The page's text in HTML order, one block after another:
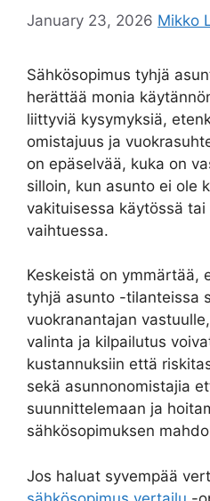
January 23, 2026 Mikko
Sähkösopimus tyhjä
herättää monia
liittyviä kysymyksiä,
omistajuus ja
on epäselvää, kuka on
silloin, kun asunto ei ole
vakituisessa käytössä tai
vaihtuessa.
Keskeistä on ymmärtää,
tyhjä asunto -tilanteissa
vuokranantajan
valinta ja kilpailutus
kustannuksiin että
sekä asunnonomistajia
suunnittelemaan ja
sähkösopimuksen
Jos haluat syvempää